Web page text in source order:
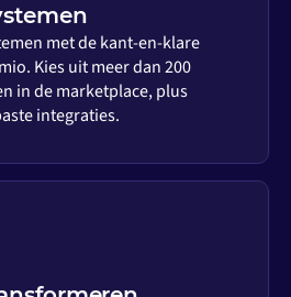
met de kant-en-klare
Kies uit meer dan 200
in de marketplace, plus
integraties.